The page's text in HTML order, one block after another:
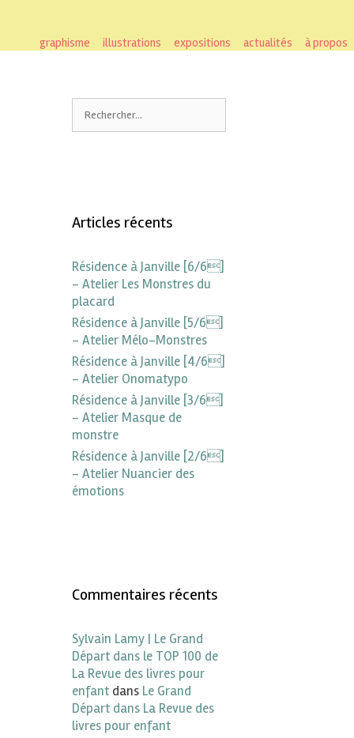
graphisme illustrations expositions actualités à propos
Articles récents
Résidence à Janville [6/6]
– Atelier Les Monstres du
placard
Résidence à Janville [5/6]
– Atelier Mélo-Monstres
Résidence à Janville [4/6]
– Atelier Onomatypo
Résidence à Janville [3/6]
– Atelier Masque de
monstre
Résidence à Janville [2/6]
– Atelier Nuancier des
émotions
Commentaires récents
Sylvain Lamy | Le Grand
Départ dans le TOP 100 de
La Revue des livres pour
enfant dans Le Grand
Départ dans La Revue des
livres pour enfant